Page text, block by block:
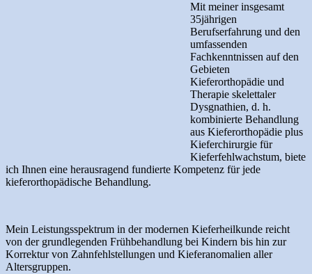
Mit meiner insgesamt
35jährigen
Berufserfahrung und den
umfassenden
Fachkenntnissen auf den
Gebieten
Kieferorthopädie und
Therapie skelettaler
Dysgnathien, d. h.
kombinierte Behandlung
aus Kieferorthopädie plus
Kieferchirurgie für
Kieferfehlwachstum, biete
ich Ihnen eine herausragend fundierte Kompetenz für jede
kieferorthopädische Behandlung.
Mein Leistungsspektrum in der modernen Kieferheilkunde reicht
von der grundlegenden Frühbehandlung bei Kindern bis hin zur
Korrektur von Zahnfehlstellungen und Kieferanomalien aller
Altersgruppen.